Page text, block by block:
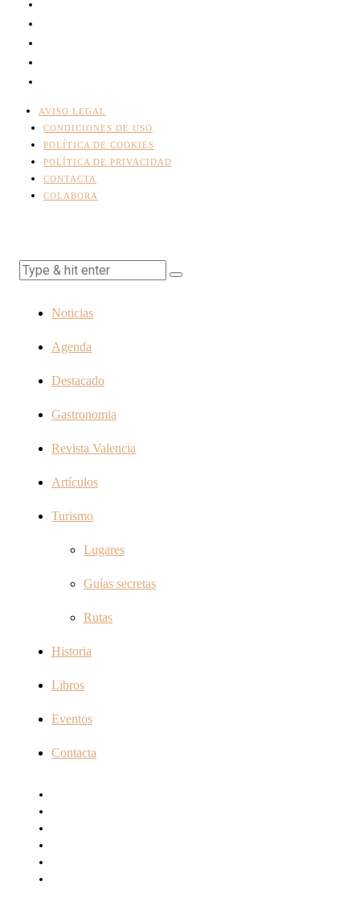
AVISO LEGAL
CONDICIONES DE USO
POLÍTICA DE COOKIES
POLÍTICA DE PRIVACIDAD
CONTACTA
COLABORA
Noticias
Agenda
Destacado
Gastronomia
Revista Valencia
Artículos
Turismo
Lugares
Guías secretas
Rutas
Historia
Libros
Eventos
Contacta